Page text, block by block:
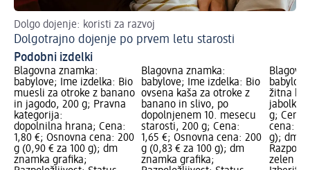
Dolgo dojenje: koristi za razvoj
Dolgotrajno dojenje po prvem letu starosti
Podobni izdelki
Blagovna znamka:
babylove; Ime izdelka: Bio
muesli za otroke z banano
in jagodo, 200 g; Pravna
kategorija:
dopolnilna hrana; Cena:
1,80 €; Osnovna cena: 200
g (0,90 € za 100 g); dm
znamka grafika;
Blagovna znamka:
babylove; Ime izdelka: Bio
ovsena kaša za otroke z
banano in slivo, po
dopolnjenem 10. mesecu
starosti, 200 g; Cena:
1,65 €; Osnovna cena: 200
g (0,83 € za 100 g); dm
znamka grafika;
žitna
g; Cena:
cena:
g); dm
zelen